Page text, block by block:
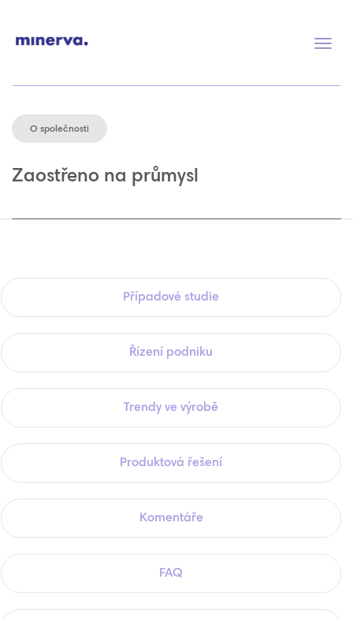
O společnosti
Zaostřeno na průmysl
Případové studie
Řízení podniku
Trendy ve výrobě
Produktová řešení
Komentáře
FAQ